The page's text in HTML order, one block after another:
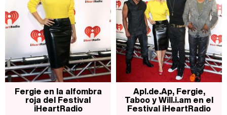
Fergie en la alfombra
roja del Festival
iHeartRadio
Apl.de.Ap, Fergie,
Taboo y Will.i.am en el
Festival iHeartRadio